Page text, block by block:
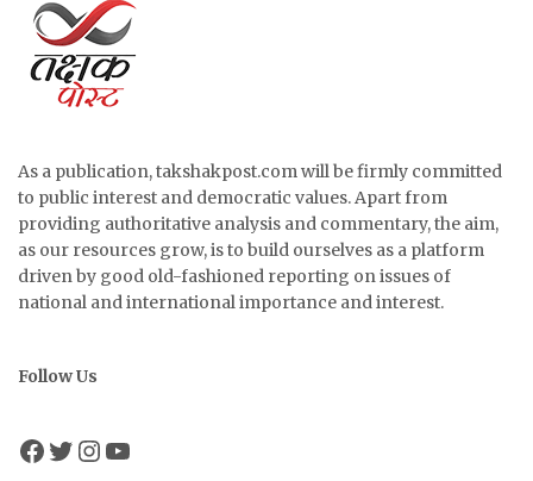
As a publication, takshakpost.com will be firmly committed
to public interest and democratic values. Apart from
providing authoritative analysis and commentary, the aim,
as our resources grow, is to build ourselves as a platform
driven by good old-fashioned reporting on issues of
national and international importance and interest.
Follow Us
Facebook
Twitter
Instagram
YouTube